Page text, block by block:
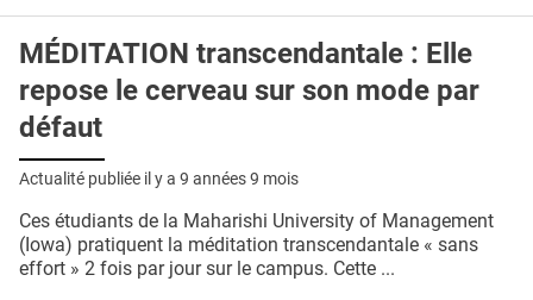
CRÉDITS
MÉDITATION transcendantale : Elle
repose le cerveau sur son mode par
défaut
Actualité publiée il y a 9 années 9 mois
Ces étudiants de la Maharishi University of Management
(Iowa) pratiquent la méditation transcendantale « sans
effort » 2 fois par jour sur le campus. Cette ...